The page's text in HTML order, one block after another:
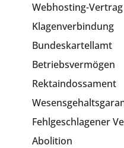
Webhosting-Vertrag
Klagenverbindung
Bundeskartellamt
Betriebsvermögen
Rektaindossament
Fehlgeschlagener
Abolition